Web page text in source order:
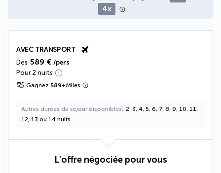
4x
AVEC TRANSPORT
Dès 589 € /pers
Pour 2 nuits
Gagnez 589+Miles
Autres durées de séjour disponibles
2, 3, 4, 5, 6, 7, 8, 9, 10, 11,
12, 13 ou 14 nuits
L’offre négociée pour vous